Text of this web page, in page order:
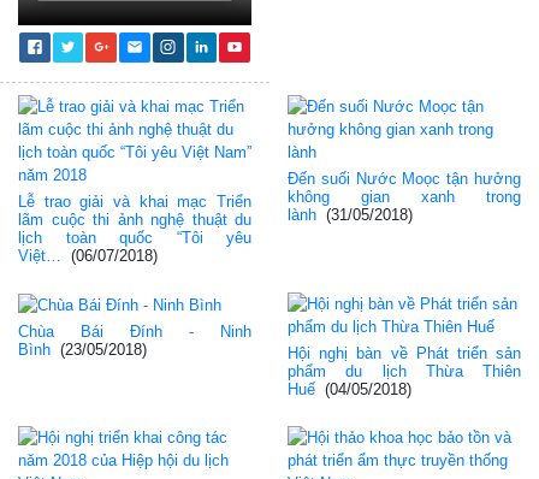
Lễ trao giải và khai mạc Triển
lãm cuộc thi ảnh nghệ thuật du
lịch toàn quốc “Tôi yêu
Việt… (06/07/2018)
Đến suối Nước Moọc tận hưởng
không gian xanh trong
lành (31/05/2018)
Chùa Bái Đính - Ninh
Bình (23/05/2018)
Hội nghị bàn về Phát triển sản
phẩm du lịch Thừa Thiên
Huế (04/05/2018)